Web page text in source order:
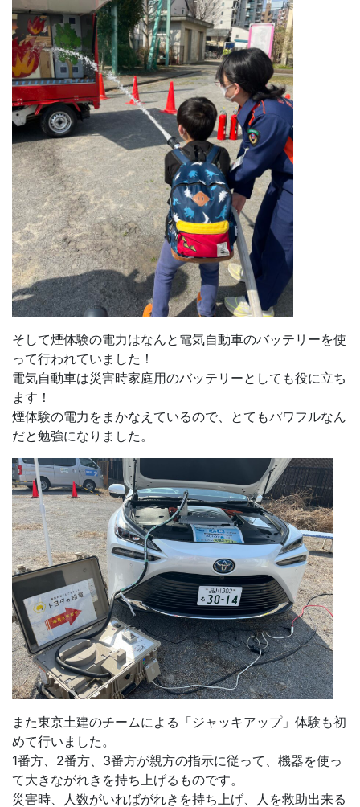
そして煙体験の電力はなんと電気自動車のバッテリーを使
って行われていました！
電気自動車は災害時家庭用のバッテリーとしても役に立ち
ます！
煙体験の電力をまかなえているので、とてもパワフルなん
だと勉強になりました。
また東京土建のチームによる「ジャッキアップ」体験も初
めて行いました。
1番方、2番方、3番方が親方の指示に従って、機器を使っ
て大きながれきを持ち上げるものです。
災害時、人数がいればがれきを持ち上げ、人を救助出来る